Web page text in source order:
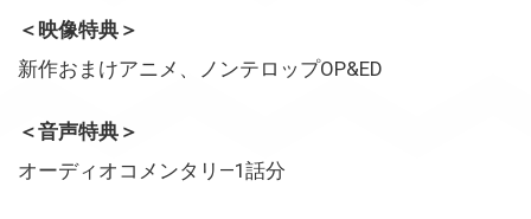
＜映像特典＞
新作おまけアニメ、ノンテロップOP&ED
＜音声特典＞
オーディオコメンタリ—1話分